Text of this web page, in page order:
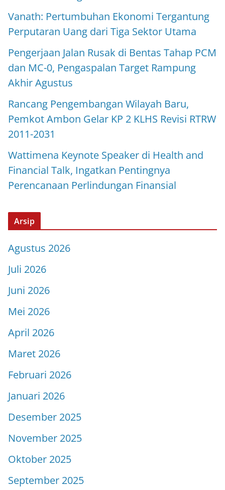
Vanath: Pertumbuhan Ekonomi Tergantung
Perputaran Uang dari Tiga Sektor Utama
Pengerjaan Jalan Rusak di Bentas Tahap PCM
dan MC-0, Pengaspalan Target Rampung
Akhir Agustus
Rancang Pengembangan Wilayah Baru,
Pemkot Ambon Gelar KP 2 KLHS Revisi RTRW
2011-2031
Wattimena Keynote Speaker di Health and
Financial Talk, Ingatkan Pentingnya
Perencanaan Perlindungan Finansial
Arsip
Agustus 2026
Juli 2026
Juni 2026
Mei 2026
April 2026
Maret 2026
Februari 2026
Januari 2026
Desember 2025
November 2025
Oktober 2025
September 2025